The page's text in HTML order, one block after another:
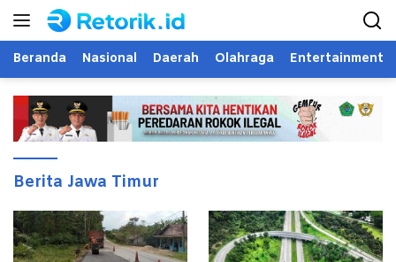
Langsung
Beranda Nasional Daerah Olahraga Entertainment
Berita Jawa Timur